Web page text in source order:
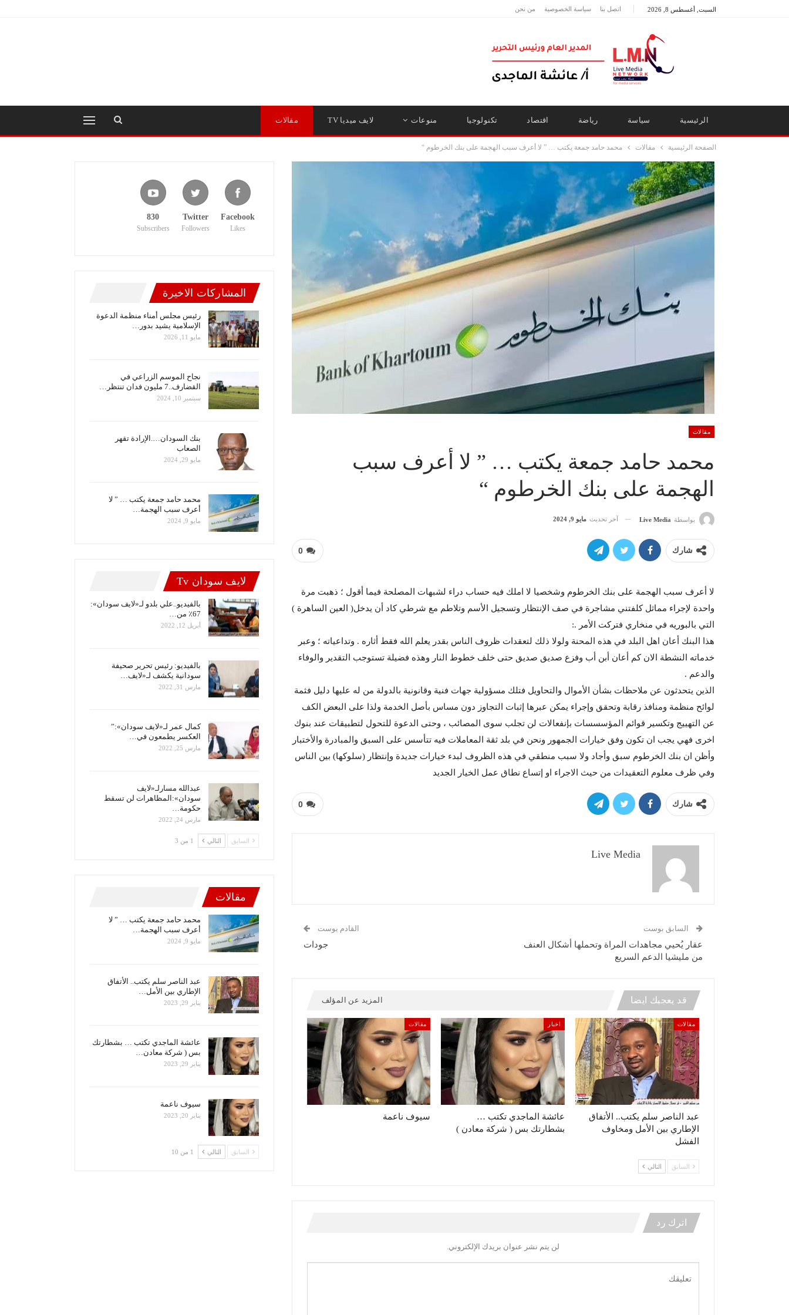
السبت, أغسطس 8, 2026 اتصل بنا سياسة الخصوصية من نحن
الرئيسية سياسة رياضة اقتصاد تكنولوجيا منوعات لايف ميديا TV مقالات
الصفحة الرئيسية مقالات محمد حامد جمعة يكتب … ” لا أعرف سبب الهجمة على بنك الخرطوم “
مقالات
محمد حامد جمعة يكتب … ” لا أعرف سبب
الهجمة على بنك الخرطوم “
بواسطة Live Media آخر تحديث مايو 9, 2024
0 شارك
لا أعرف سبب الهجمة على بنك الخرطوم وشخصيا لا املك فيه حساب دراء لشبهات المصلحة فيما أقول ؛ ذهبت مرة
واحدة لإجراء مماثل كلفتني مشاجرة في صف الإنتظار وتسجيل الأسم وتلاطم مع شرطي كاد أن يدخل( العين الساهرة )
التي بالبوريه في منخاري فتركت الأمر .:
هذا البنك أعان اهل البلد في هذه المحنة ولولا ذلك لتعقدات ظروف الناس بقدر يعلم الله فقط أثاره . وتداعياته ؛ وعبر
خدماته النشطة الان كم أعان أبن أب وفزع صديق صديق حتى خلف خطوط النار وهذه فضيلة تستوجب التقدير والوفاء
والدعم .
الذين يتحدثون عن ملاحظات بشأن الأموال والتحاويل فتلك مسؤولية جهات فنية وقانونية بالدولة من له عليها دليل فثمة
لوائح منظمة ومنافذ رقابة وتحقق وإجراء يمكن عبرها إثبات التجاوز دون مساس بأصل الخدمة ولذا على البعض الكف
عن التهييج وتكسير قوائم المؤسسسات بإنفعالات لن تجلب سوى المصائب ، وحتى الدعوة للتحول لتطبيقات عند بنوك
اخرى فهي يجب ان تكون وفق خيارات الجمهور ونحن في بلد ثقة المعاملات فيه تتأسس على السبق والمبادرة والأختبار
وأظن ان بنك الخرطوم سبق وأجاد ولا سبب منطقي في هذه الظروف لبدء خيارات جديدة وإنتظار (سلوكها) بين الناس
وفي ظرف معلوم التعقيدات من حيث الاجراء او إتساع نطاق عمل الخيار الجديد
0 شارك
Live Media
السابق بوست
عقار يُحيي مجاهدات المراة وتحملها أشكال العنف
من مليشيا الدعم السريع
القادم بوست
جودات
قد يعجبك ايضا المزيد عن المؤلف
مقالات
عبد الناصر سلم يكتب.. الأتفاق
الإطاري بين الأمل ومخاوف
الفشل
اخبار
عائشة الماجدي تكتب …
بشطارتك بس ( شركة معادن )
مقالات
سيوف ناعمة
السابق التالي
اترك رد
لن يتم نشر عنوان بريدك الإلكتروني.
Facebook
Likes
Twitter
Followers
830
Subscribers
المشاركات الاخيرة
رئيس مجلس أمناء منظمة الدعوة
الإسلامية يشيد بدور…
مايو 11, 2026
نجاح الموسم الزراعي في
القضارف..7 مليون فدان تنتظر…
سبتمبر 10, 2024
بنك السودان….الإرادة تقهر
الصعاب
مايو 29, 2024
محمد حامد جمعة يكتب … ” لا
أعرف سبب الهجمة…
مايو 9, 2024
لايف سودان Tv
بالفيديو..علي بلدو لـ«لايف سودان»:
67٪ من…
أبريل 12, 2022
بالفيديو: رئيس تحرير صحيفة
سودانية يكشف لـ«لايف…
مارس 31, 2022
كمال عمر لـ«لايف سودان»:”
العكسر يطمعون في…
مارس 25, 2022
عبدالله مسارلـ«لايف
سودان»:المظاهرات لن تسقط
حكومة…
مارس 24, 2022
السابق التالي 1 من 3
مقالات
محمد حامد جمعة يكتب … ” لا
أعرف سبب الهجمة…
مايو 9, 2024
عبد الناصر سلم يكتب.. الأتفاق
الإطاري بين الأمل…
يناير 29, 2023
عائشة الماجدي تكتب … بشطارتك
بس ( شركة معادن…
يناير 29, 2023
سيوف ناعمة
يناير 20, 2023
السابق التالي 1 من 10